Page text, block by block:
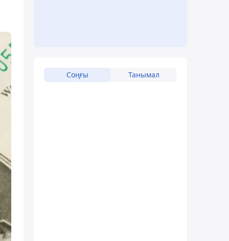
Соңғы Танымал